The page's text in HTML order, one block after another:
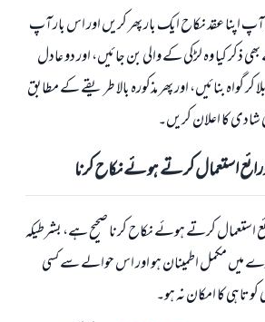
اپنا عقد نکاح ایک بار پھر کریں اور اس بار آپ
ذکر کیا وہ لڑکی کے والی بن جائیں، اور دو عادل
کر گواہ بنائیں، اور پھر مذکورہ بالا طریقے کے مطابق
شادی کا اعلان کریں۔
استعمال کرتے ہوئے نکاح کرنا
استعمال کرتے ہوئے نکاح کرنا صحیح ہے، بشرطیکہ
میں مکمل اطمینان ہو اور اس حوالے سے کسی
کا امکان نہ ہو۔